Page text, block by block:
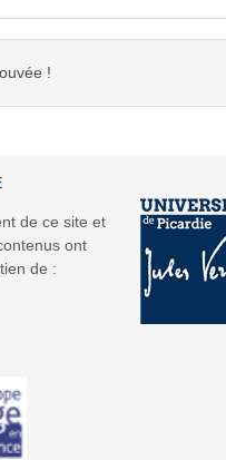
!
de ce site et
ont
de :